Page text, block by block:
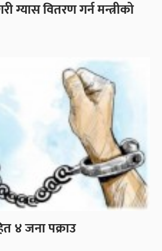
ग्यास वितरण गर्न मन्त्रीको
४ जना पक्राउ